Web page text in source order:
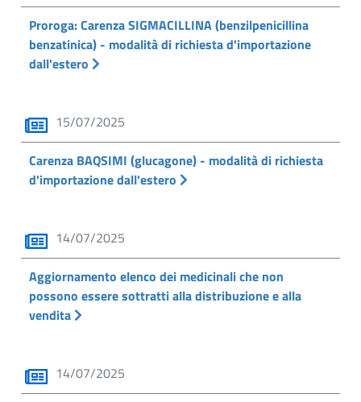
Proroga: Carenza SIGMACILLINA (benzilpenicillina
benzatinica) - modalità di richiesta d'importazione
dall'estero
15/07/2025
Carenza BAQSIMI (glucagone) - modalità di richiesta
d'importazione dall'estero
14/07/2025
Aggiornamento elenco dei medicinali che non
possono essere sottratti alla distribuzione e alla
vendita
14/07/2025